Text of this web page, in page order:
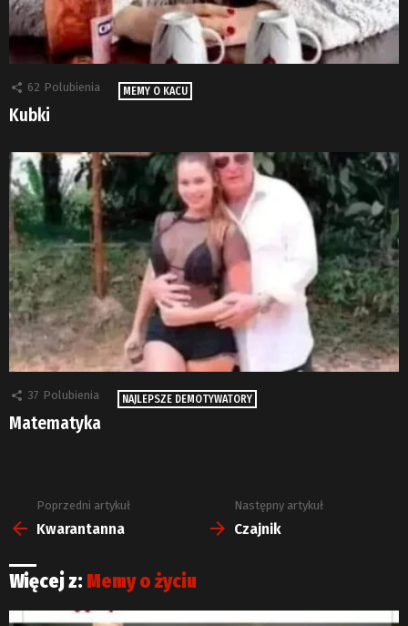
62 Polubienia MEMY O KACU
Kubki
37 Polubienia NAJLEPSZE DEMOTYWATORY
Matematyka
Zobacz
więcej
Poprzedni artykuł
Kwarantanna
Następny artykuł
Czajnik
Więcej z: Memy o życiu